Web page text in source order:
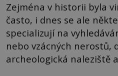
Zejména v historii byla
často, i dnes se ale
specializují na
nebo vzácných nerostů,
archeologická naleziště